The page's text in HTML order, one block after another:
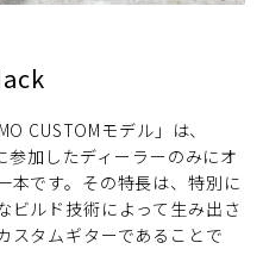
CUSTOMモデル」は、
加したディーラーのみにオ
本です。その特長は、特別に
ビルド技術によって生み出さ
スタムギターであることで